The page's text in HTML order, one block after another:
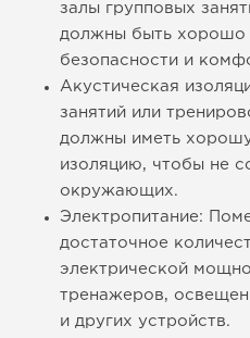
залы групповых
должны быть хорошо
безопасности и
Акустическая
занятий или
должны иметь
изоляцию, чтобы не
окружающих.
Электропитание:
достаточное
электрической
тренажеров,
и других устройств.